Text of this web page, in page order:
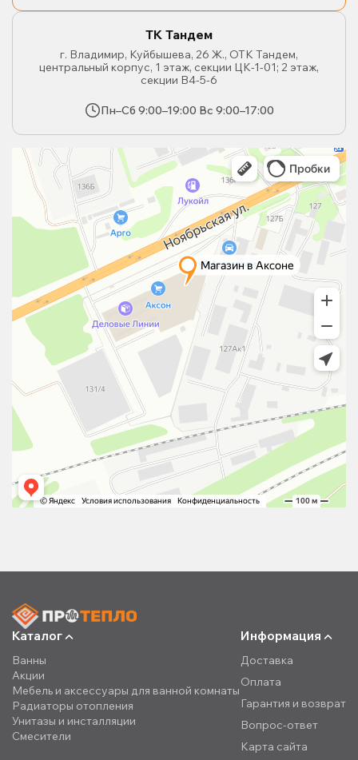
ТК Тандем
г. Владимир, Куйбышева, 26 Ж., ОТК Тандем,
центральный корпус, 1 этаж, секции ЦК-1-01; 2 этаж,
секции В4-5-6
Пн–Сб 9:00–19:00 Вс 9:00–17:00
Каталог
Ванны
Акции
Мебель и аксессуары для ванной комнаты
Радиаторы отопления
Унитазы и инсталляции
Смесители
Информация
Доставка
Оплата
Гарантия и возврат
Вопрос-ответ
Карта сайта